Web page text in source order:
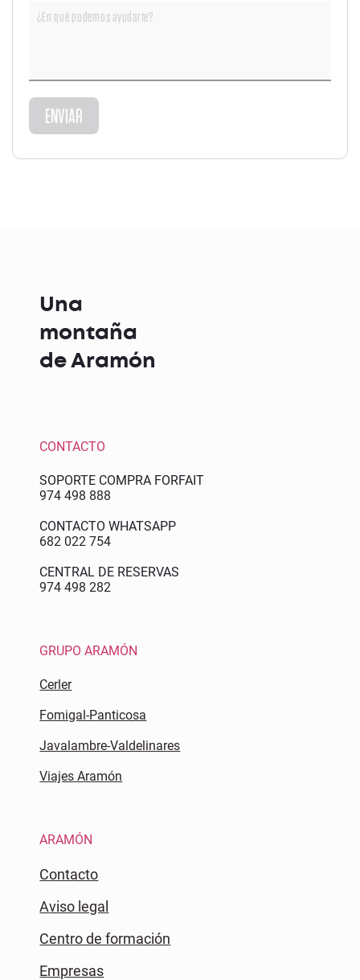
Una
montaña
de Aramón
CONTACTO
SOPORTE COMPRA FORFAIT
974 498 888
CONTACTO WHATSAPP
682 022 754
CENTRAL DE RESERVAS
974 498 282
GRUPO ARAMÓN
Cerler
Fomigal-Panticosa
Javalambre-Valdelinares
Viajes Aramón
ARAMÓN
Contacto
Aviso legal
Centro de formación
Empresas